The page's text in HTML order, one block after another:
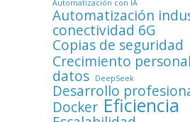
Automatización con IA
Automatización
conectividad 6G
Copias de seguridad
Crecimiento personal
datos DeepSeek
Desarrollo
Docker Eficiencia